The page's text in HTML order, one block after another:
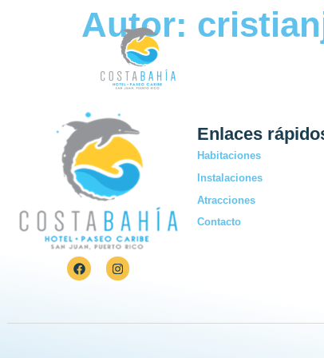
Autor:
Enlaces
Habitaciones
Instalaciones
Atracciones
Contacto